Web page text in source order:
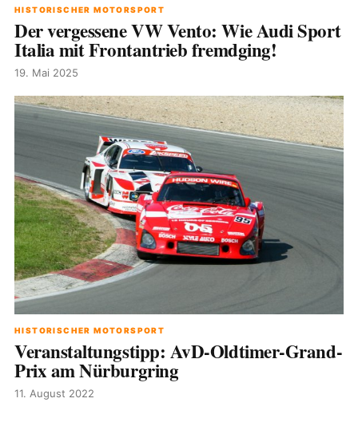
HISTORISCHER MOTORSPORT
Der vergessene VW Vento: Wie Audi Sport
Italia mit Frontantrieb fremdging!
19. Mai 2025
HISTORISCHER MOTORSPORT
Veranstaltungstipp: AvD-Oldtimer-Grand-
Prix am Nürburgring
11. August 2022